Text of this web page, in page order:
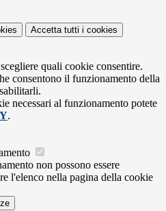
Accetta tutti i cookies
quali cookie consentire.
consentono il funzionamento della
necessari al funzionamento potete
.
non possono essere
l'elenco nella pagina della cookie